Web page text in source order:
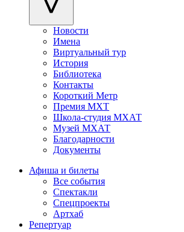
Новости
Имена
Виртуальный тур
История
Библиотека
Контакты
Короткий Метр
Премия МХТ
Школа-студия МХАТ
Музей МХАТ
Благодарности
Документы
Афиша и билеты
Все события
Спектакли
Спецпроекты
Артхаб
Репертуар